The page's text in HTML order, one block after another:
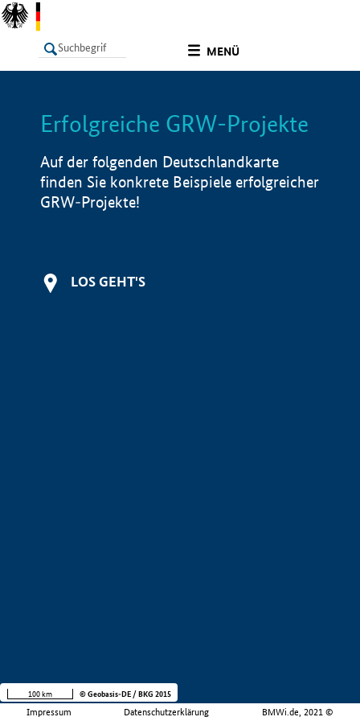
MENÜ
LISTE Info
Erfolgreiche GRW-Projekte
Auf der folgenden Deutschlandkarte
finden Sie konkrete Beispiele erfolgreicher
GRW-Projekte!
LOS GEHT'S
Impressum Datenschutzerklärung BMWi.de, 2021 ©
100 km © Geobasis-DE / BKG 2015